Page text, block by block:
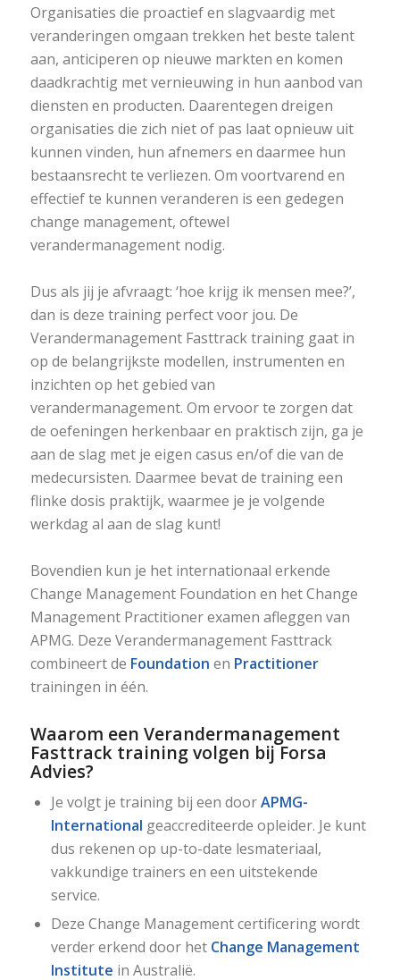
Organisaties die proactief en slagvaardig met
veranderingen omgaan trekken het beste talent
aan, anticiperen op nieuwe markten en komen
daadkrachtig met vernieuwing in hun aanbod van
diensten en producten. Daarentegen dreigen
organisaties die zich niet of pas laat opnieuw uit
kunnen vinden, hun afnemers en daarmee hun
bestaansrecht te verliezen. Om voortvarend en
effectief te kunnen veranderen is een gedegen
change management, oftewel
verandermanagement nodig.
Dus als jij je afvraagt: ‘hoe krijg ik mensen mee?’,
dan is deze training perfect voor jou. De
Verandermanagement Fasttrack training gaat in
op de belangrijkste modellen, instrumenten en
inzichten op het gebied van
verandermanagement. Om ervoor te zorgen dat
de oefeningen herkenbaar en praktisch zijn, ga je
aan de slag met je eigen casus en/of die van de
medecursisten. Daarmee bevat de training een
flinke dosis praktijk, waarmee je je volgende
werkdag al aan de slag kunt!
Bovendien kun je het internationaal erkende
Change Management Foundation en het Change
Management Practitioner examen afleggen van
APMG. Deze Verandermanagement Fasttrack
combineert de Foundation en Practitioner
trainingen in één.
Waarom een Verandermanagement
Fasttrack training volgen bij Forsa
Advies?
Je volgt je training bij een doorAPMG-
International geaccrediteerde opleider. Je kunt
dus rekenen op up-to-date lesmateriaal,
vakkundige trainers en een uitstekende
service.
Deze Change Management certificering wordt
verder erkend door het Change Management
Institute in Australië.